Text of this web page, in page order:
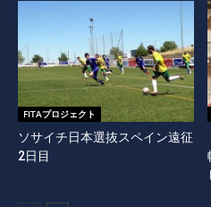
FITAプロジェクト
ソサイチ日本選抜スペイン遠征
2日目